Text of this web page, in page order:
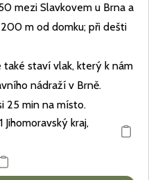
mezi Slavkovem u Brna a
m od domku; při dešti
také staví vlak, který k nám
nádraží v Brně.
25 min na místo.
kraj,